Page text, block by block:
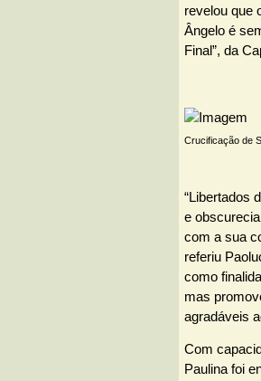
revelou que
Ângelo é
Final”, da
Crucificação de
“Libertados
e
com a sua
referiu
como
mas
agradáveis
Com
Paulina foi